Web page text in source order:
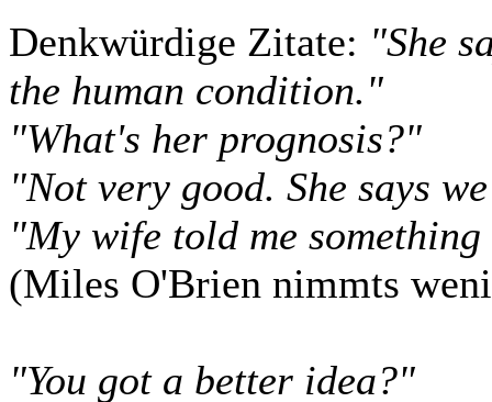
Denkwürdige Zitate: "She
the human condition."
"What's her prognosis?"
"Not very good. She says
"My wife told me
(Miles O'Brien nimmts
"You got a better idea?"